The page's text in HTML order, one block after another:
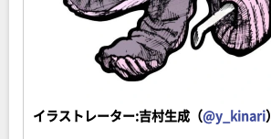
イラストレーター:吉村生成（@y_kinari）